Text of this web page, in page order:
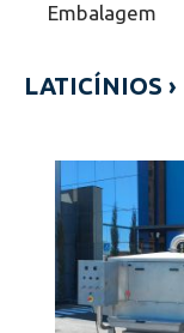
Embalagem
LATICÍNIOS ›